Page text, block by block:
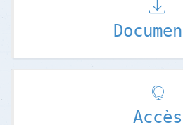
Accès